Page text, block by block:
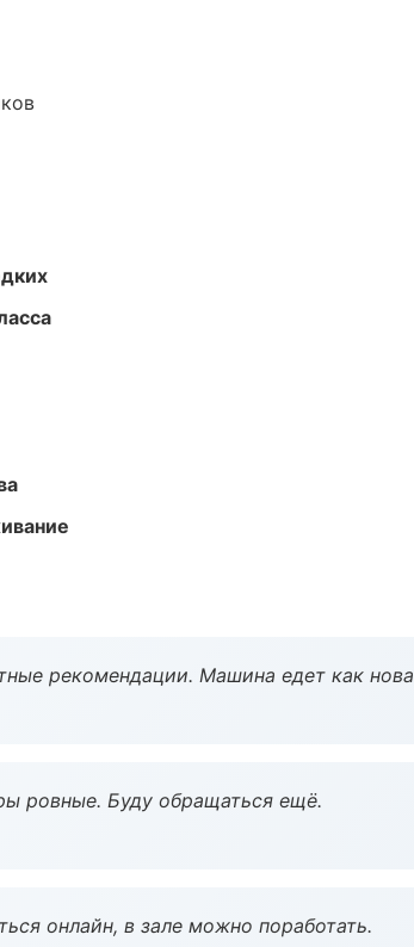
рекомендации. Машина едет как
ровные. Буду обращаться ещё.
онлайн, в зале можно поработать.